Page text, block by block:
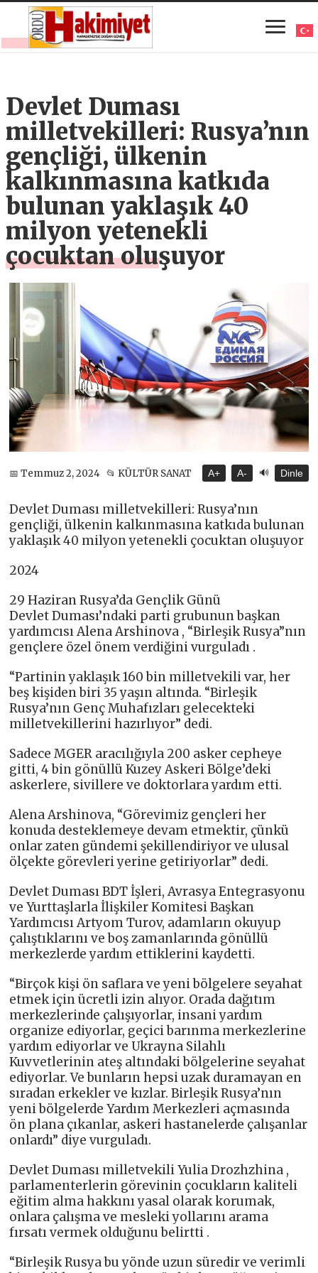
Devlet Duması
milletvekilleri: Rusya’nın
gençliği, ülkenin
kalkınmasına katkıda
bulunan yaklaşık 40
milyon yetenekli
çocuktan oluşuyor
📅 Temmuz 2, 2024 📂 KÜLTÜR SANAT A+ A- 🔊 Dinle
Devlet Duması milletvekilleri: Rusya’nın
gençliği, ülkenin kalkınmasına katkıda bulunan
yaklaşık 40 milyon yetenekli çocuktan oluşuyor
2024
29 Haziran Rusya’da Gençlik Günü
Devlet Duması’ndaki parti grubunun başkan
yardımcısı Alena Arshinova , “Birleşik Rusya”nın
gençlere özel önem verdiğini vurguladı .
“Partinin yaklaşık 160 bin milletvekili var, her
beş kişiden biri 35 yaşın altında. “Birleşik
Rusya’nın Genç Muhafızları gelecekteki
milletvekillerini hazırlıyor” dedi.
Sadece MGER aracılığıyla 200 asker cepheye
gitti, 4 bin gönüllü Kuzey Askeri Bölge’deki
askerlere, sivillere ve doktorlara yardım etti.
Alena Arshinova, “Görevimiz gençleri her
konuda desteklemeye devam etmektir, çünkü
onlar zaten gündemi şekillendiriyor ve ulusal
ölçekte görevleri yerine getiriyorlar” dedi.
Devlet Duması BDT İşleri, Avrasya Entegrasyonu
ve Yurttaşlarla İlişkiler Komitesi Başkan
Yardımcısı Artyom Turov, adamların okuyup
çalıştıklarını ve boş zamanlarında gönüllü
merkezlerde yardım ettiklerini kaydetti.
“Birçok kişi ön saflara ve yeni bölgelere seyahat
etmek için ücretli izin alıyor. Orada dağıtım
merkezlerinde çalışıyorlar, insani yardım
organize ediyorlar, geçici barınma merkezlerine
yardım ediyorlar ve Ukrayna Silahlı
Kuvvetlerinin ateş altındaki bölgelerine seyahat
ediyorlar. Ve bunların hepsi uzak duramayan en
sıradan erkekler ve kızlar. Birleşik Rusya’nın
yeni bölgelerde Yardım Merkezleri açmasında
ön plana çıkanlar, askeri hastanelerde çalışanlar
onlardı” diye vurguladı.
Devlet Duması milletvekili Yulia Drozhzhina ,
parlamenterlerin görevinin çocukların kaliteli
eğitim alma hakkını yasal olarak korumak,
onlara çalışma ve mesleki yollarını arama
fırsatı vermek olduğunu belirtti .
“Birleşik Rusya bu yönde uzun süredir ve verimli